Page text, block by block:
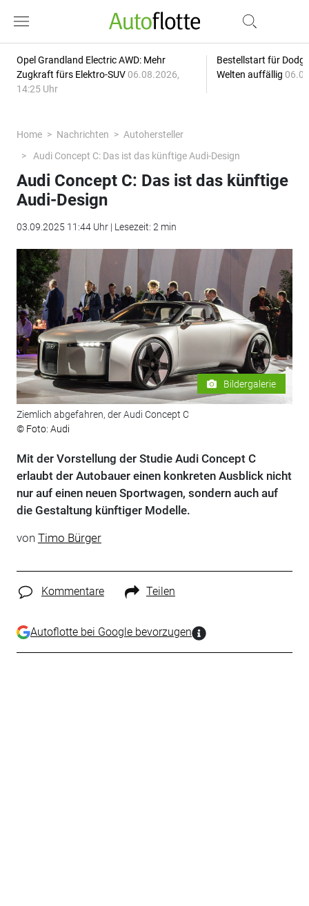
Opel Grandland Electric AWD: Mehr
Zugkraft fürs Elektro-SUV 06.08.2026,
14:25 Uhr
Bestellstart für
Welten auffällig
Home Nachrichten
Autohersteller
Audi Concept C: Das ist das künftige Audi-Design
Audi Concept C: Das ist das künftige
Audi-Design
03.09.2025 11:44 Uhr | Lesezeit: 2 min
Bildergalerie
Ziemlich abgefahren, der Audi Concept C
© Foto: Audi
Mit der Vorstellung der Studie Audi Concept C
erlaubt der Autobauer einen konkreten Ausblick nicht
nur auf einen neuen Sportwagen, sondern auch auf
die Gestaltung künftiger Modelle.
von Timo Bürger
Kommentare Teilen
Autoflotte bei Google bevorzugen